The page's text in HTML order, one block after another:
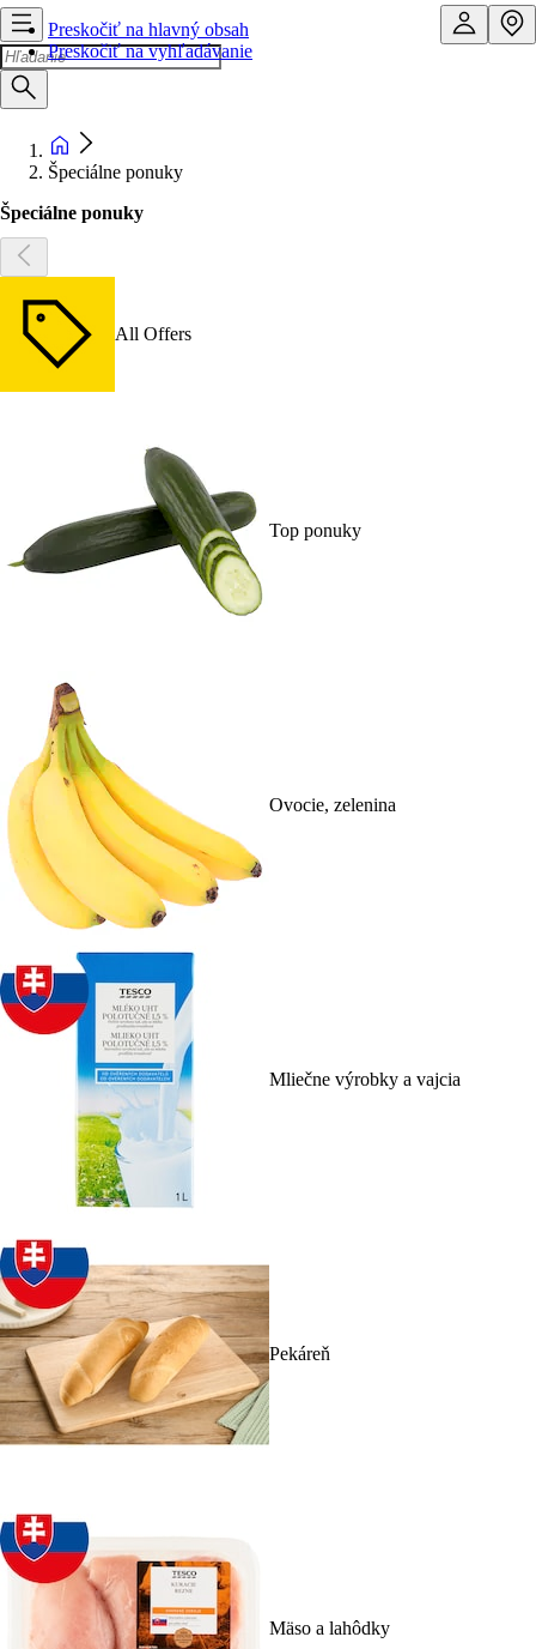
Preskočiť na hlavný obsah
Preskočiť na vyhľadávanie
Špeciálne ponuky
Špeciálne ponuky
All Offers
Top ponuky
Ovocie, zelenina
Mliečne výrobky a vajcia
Pekáreň
Mäso a lahôdky